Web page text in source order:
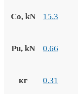
Co, kN 15.3
Pu, kN 0.66
кг 0.31